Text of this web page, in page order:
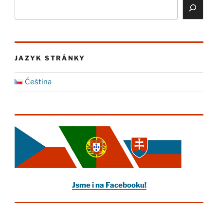
JAZYK STRÁNKY
Čeština
Jsme i na Facebooku!